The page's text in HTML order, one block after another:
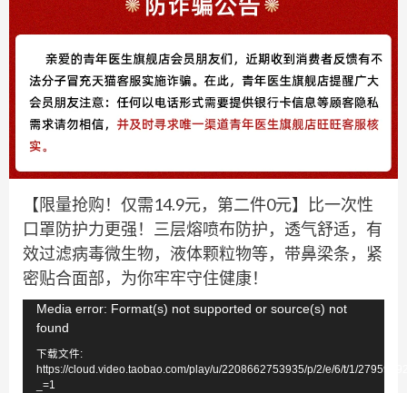
【限量抢购！仅需14.9元，第二件0元】比一次性
口罩防护力更强！三层熔喷布防护，透气舒适，有
效过滤病毒微生物，液体颗粒物等，带鼻梁条，紧
密贴合面部，为你牢牢守住健康！
视
频
播
Media error: Format(s) not supported or source(s) not
found
下载文件:
https://cloud.video.taobao.com/play/u/2208662753935/p/2/e/6/t/1/
_=1